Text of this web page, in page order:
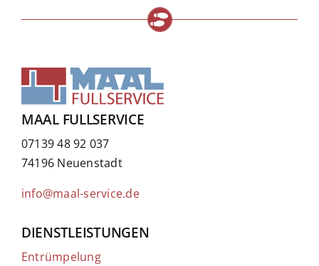
MAAL FULLSERVICE
07139 48 92 037
74196 Neuenstadt
info@maal-service.de
DIENSTLEISTUNGEN
Entrümpelung